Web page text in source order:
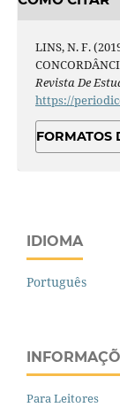
LINS, N. F.
Revista De
https://
FORMATOS
IDIOMA
Português
Para Leitores